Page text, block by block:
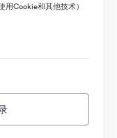
用Cookie和其他技术）